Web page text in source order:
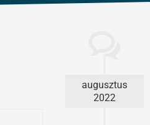
augusztus
2022